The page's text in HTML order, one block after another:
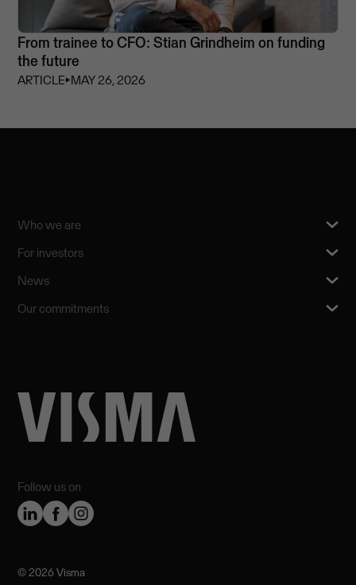
From trainee to CFO: Stian Grindheim on funding
the future
ARTICLE⏵MAY 26, 2026
Follow us on
Who we are
For investors
News
Our commitments
©️ 2026 Visma